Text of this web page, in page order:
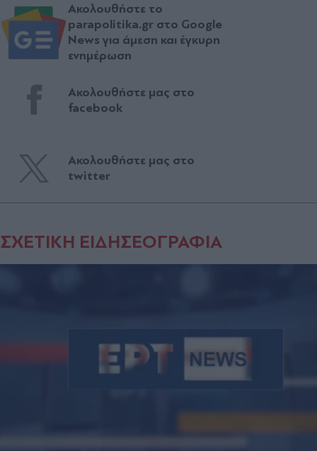
Ακολουθήστε το
parapolitika.gr στο Google
News για άμεση και έγκυρη
ενημέρωση
Ακολουθήστε μας στο
facebook
Ακολουθήστε μας στο
twitter
ΣΧΕΤΙΚΗ ΕΙΔΗΣΕΟΓΡΑΦΙΑ